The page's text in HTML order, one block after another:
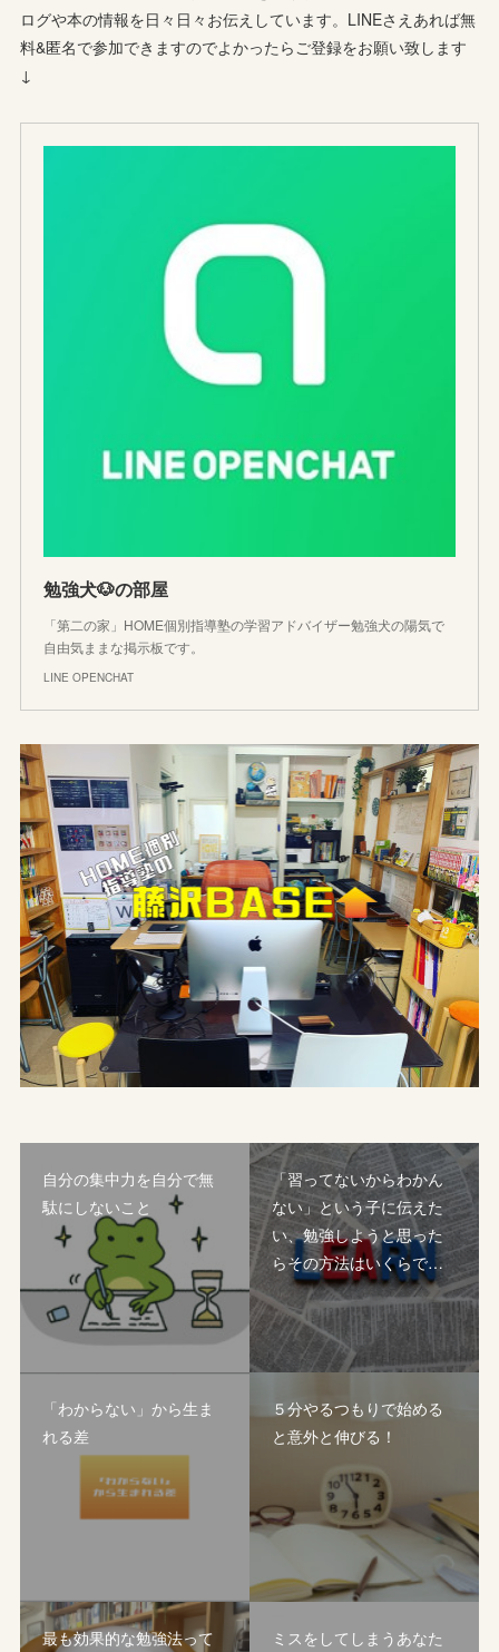
ログや本の情報を日々日々お伝えしています。LINEさえあれば無
料&匿名で参加できますのでよかったらご登録をお願い致します
↓
勉強犬🐶の部屋
「第二の家」HOME個別指導塾の学習アドバイザー勉強犬の陽気で
自由気ままな掲示板です。
LINE OPENCHAT
自分の集中力を自分で無
駄にしないこと
「習ってないからわかん
ない」という子に伝えた
い、勉強しようと思った
らその方法はいくらで…
「わからない」から生ま
れる差
５分やるつもりで始める
と意外と伸びる！
最も効果的な勉強法って
ミスをしてしまうあなた